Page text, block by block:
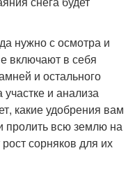
нужно с осмотра и
включают в себя
и остального
и анализа
какие удобрения вам
пролить всю землю на
сорняков для их